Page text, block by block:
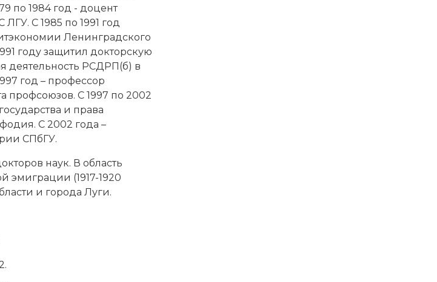
по 1984 год - доцент
С 1985 по 1991 год
Ленинградского
году защитил докторскую
деятельность РСДРП(б) в
год – профессор
профсоюзов. С 1997 по 2002
и права
С 2002 года –
СПбГУ.
наук. В область
эмиграции (1917-1920
и города Луги.